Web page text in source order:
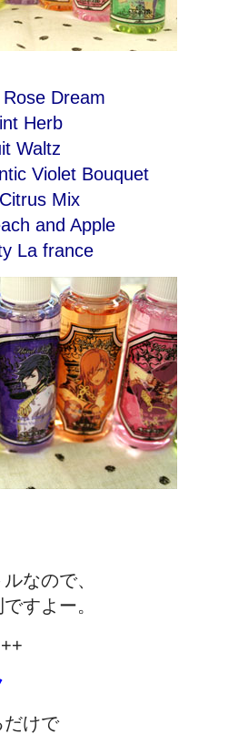
Rose Dream
Herb
Waltz
Violet Bouquet
Mix
and Apple
La france
なので、
すよー。
だけで